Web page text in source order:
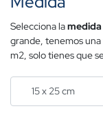
Selecciona lamedida
grande, tenemos
m2, solo tienes que